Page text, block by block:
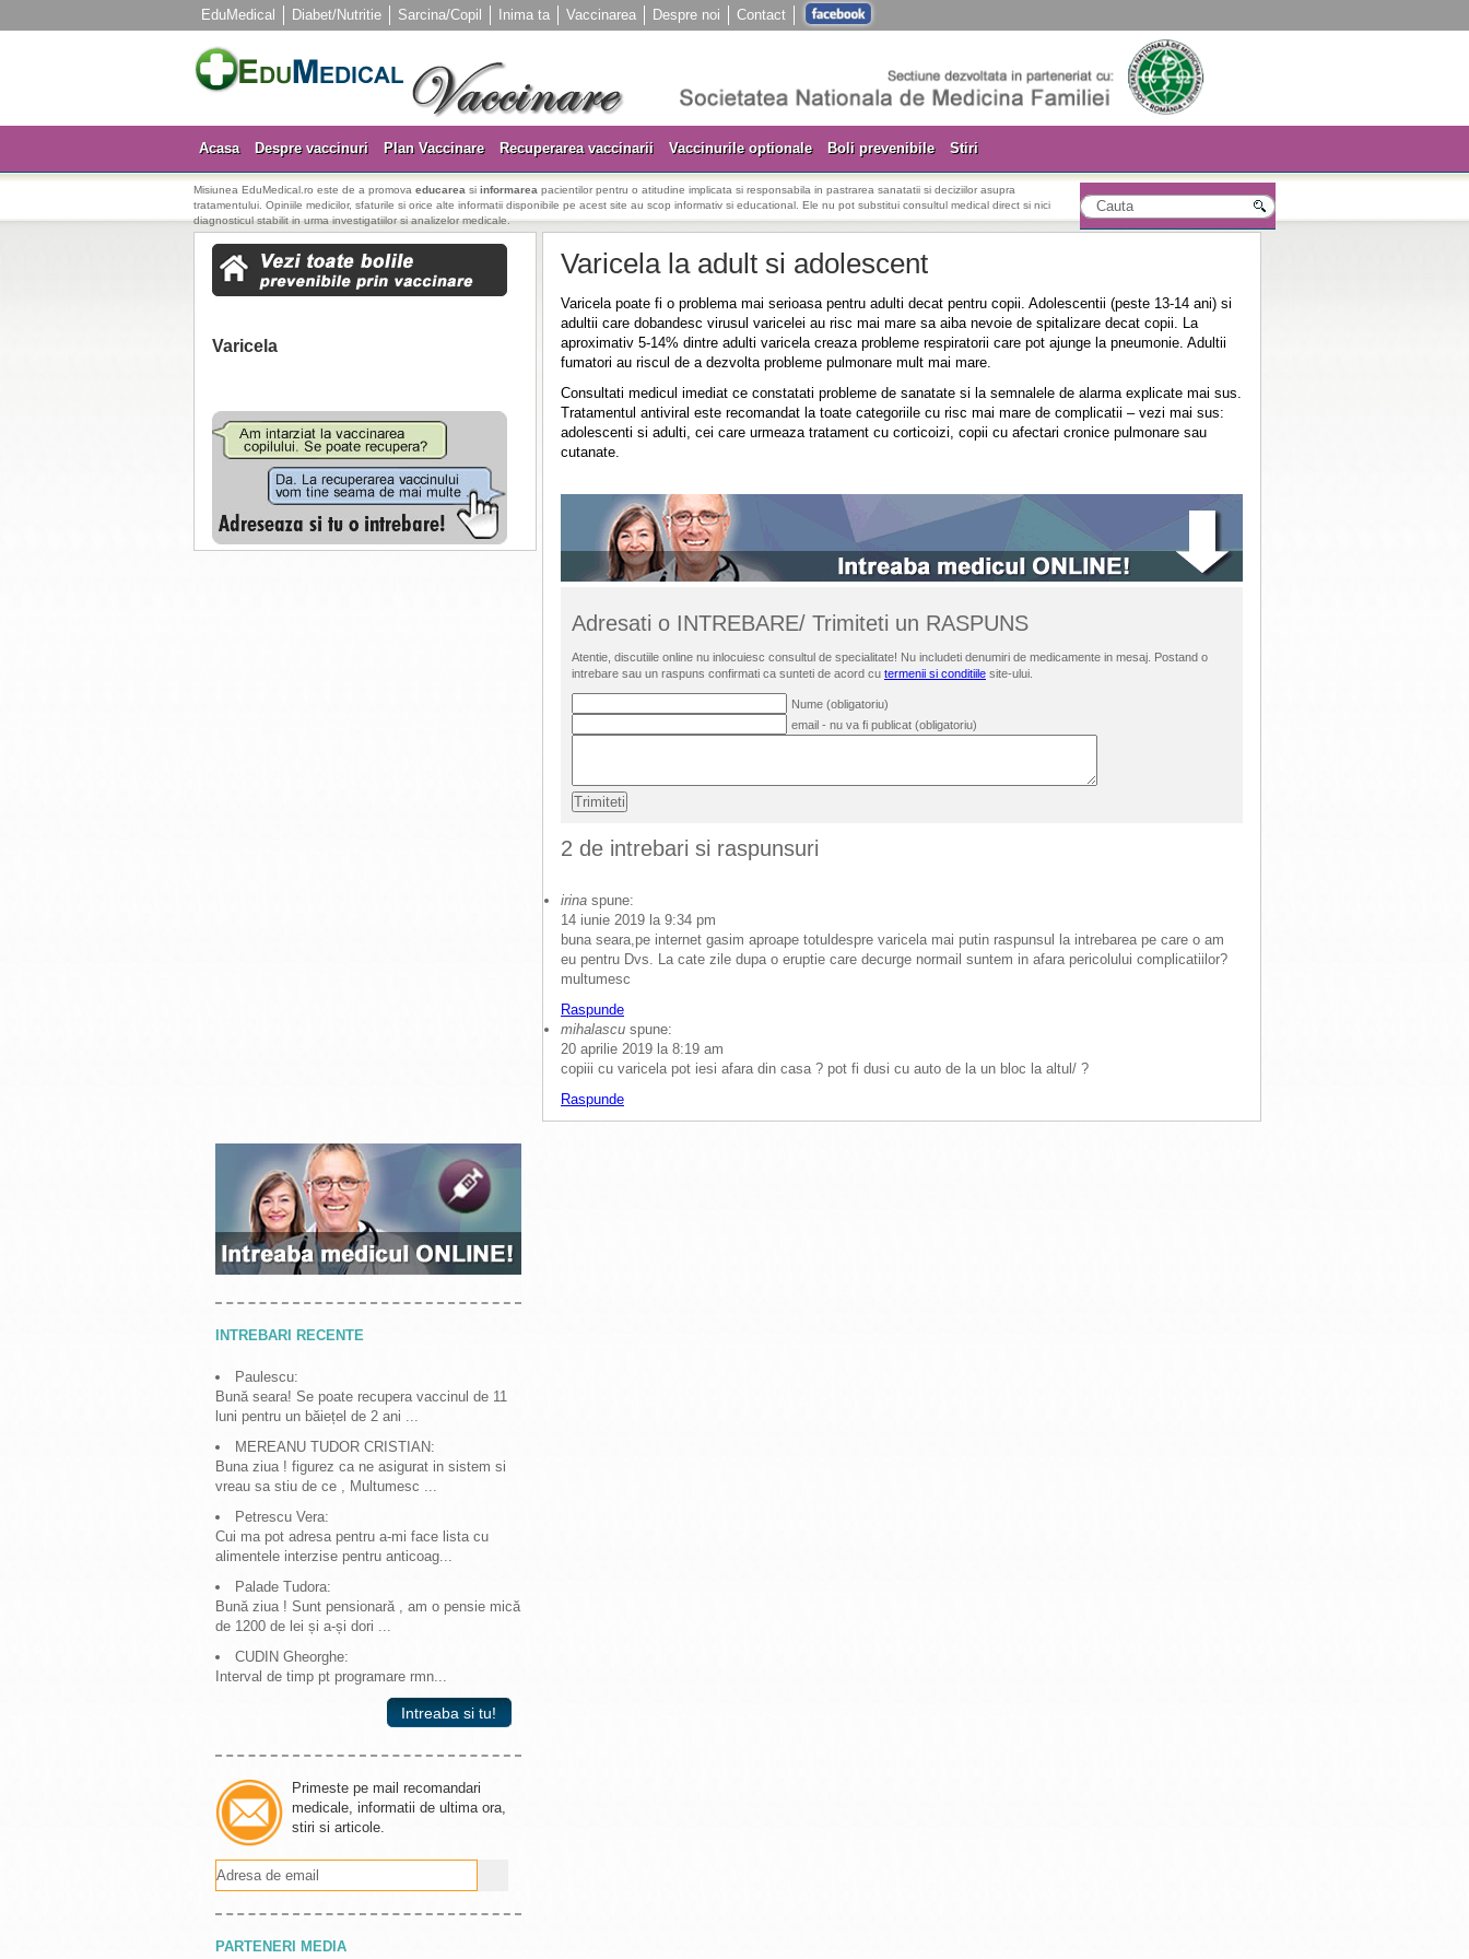
EduMedical Diabet/Nutritie Sarcina/Copil Inima ta Vaccinarea Despre noi Contact
Acasa Despre vaccinuri Plan Vaccinare Recuperarea vaccinarii Vaccinurile optionale Boli prevenibile Stiri
Misiunea EduMedical.ro este de a promova educarea si informarea pacientilor pentru o atitudine implicata si responsabila in pastrarea sanatatii si deciziilor asupra
tratamentului. Opiniile medicilor, sfaturile si orice alte informatii disponibile pe acest site au scop informativ si educational. Ele nu pot substitui consultul medical direct si nici
diagnosticul stabilit in urma investigatiilor si analizelor medicale.
Varicela
Varicela la adult si adolescent
Varicela poate fi o problema mai serioasa pentru adulti decat pentru copii. Adolescentii (peste 13-14 ani) si
adultii care dobandesc virusul varicelei au risc mai mare sa aiba nevoie de spitalizare decat copii. La
aproximativ 5-14% dintre adulti varicela creaza probleme respiratorii care pot ajunge la pneumonie. Adultii
fumatori au riscul de a dezvolta probleme pulmonare mult mai mare.
Consultati medicul imediat ce constatati probleme de sanatate si la semnalele de alarma explicate mai sus.
Tratamentul antiviral este recomandat la toate categoriile cu risc mai mare de complicatii – vezi mai sus:
adolescenti si adulti, cei care urmeaza tratament cu corticoizi, copii cu afectari cronice pulmonare sau
cutanate.
Adresati o INTREBARE/ Trimiteti un RASPUNS
Atentie, discutiile online nu inlocuiesc consultul de specialitate! Nu includeti denumiri de medicamente in mesaj. Postand o
intrebare sau un raspuns confirmati ca sunteti de acord cu termenii si conditiile site-ului.
Nume (obligatoriu)
email - nu va fi publicat (obligatoriu)
2 de intrebari si raspunsuri
irina spune:
14 iunie 2019 la 9:34 pm
buna seara,pe internet gasim aproape totuldespre varicela mai putin raspunsul la intrebarea pe care o am
eu pentru Dvs. La cate zile dupa o eruptie care decurge normail suntem in afara pericolului complicatiilor?
multumesc
Raspunde
mihalascu spune:
20 aprilie 2019 la 8:19 am
copiii cu varicela pot iesi afara din casa ? pot fi dusi cu auto de la un bloc la altul/ ?
Raspunde
INTREBARI RECENTE
Paulescu:
Bună seara! Se poate recupera vaccinul de 11
luni pentru un băiețel de 2 ani ...
MEREANU TUDOR CRISTIAN:
Buna ziua ! figurez ca ne asigurat in sistem si
vreau sa stiu de ce , Multumesc ...
Petrescu Vera:
Cui ma pot adresa pentru a-mi face lista cu
alimentele interzise pentru anticoag...
Palade Tudora:
Bună ziua ! Sunt pensionară , am o pensie mică
de 1200 de lei și a-și dori ...
CUDIN Gheorghe:
Interval de timp pt programare rmn...
Intreaba si tu!
Primeste pe mail recomandari
medicale, informatii de ultima ora,
stiri si articole.
PARTENERI MEDIA